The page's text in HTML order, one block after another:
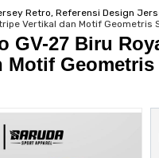
Retro, Referensi Design
Vertikal dan Motif Geometris
GV-27 Biru
Motif